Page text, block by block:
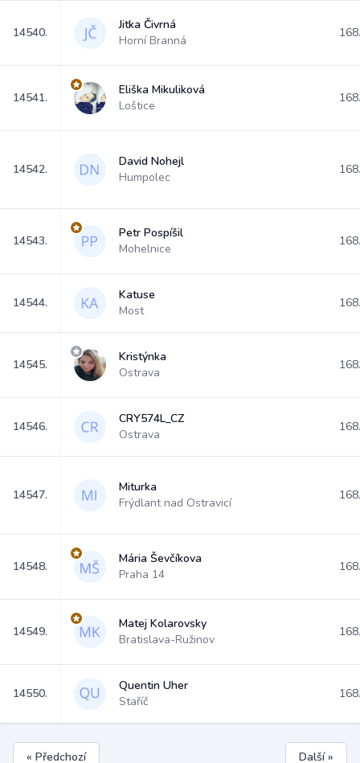
14540.
Jitka Čivrná
Horní Branná
14541.
Eliška Mikuliková
Loštice
14542.
David Nohejl
Humpolec
14543.
Petr Pospíšil
Mohelnice
14544.
Katuse
Most
14545.
Kristýnka
Ostrava
14546.
CRY574L_CZ
Ostrava
14547.
Miturka
Frýdlant nad Ostravicí
14548.
Mária Ševčíkova
Praha 14
14549.
Matej Kolarovsky
Bratislava-Ružinov
14550.
Quentin Uher
Staříč
« Předchozí Další »